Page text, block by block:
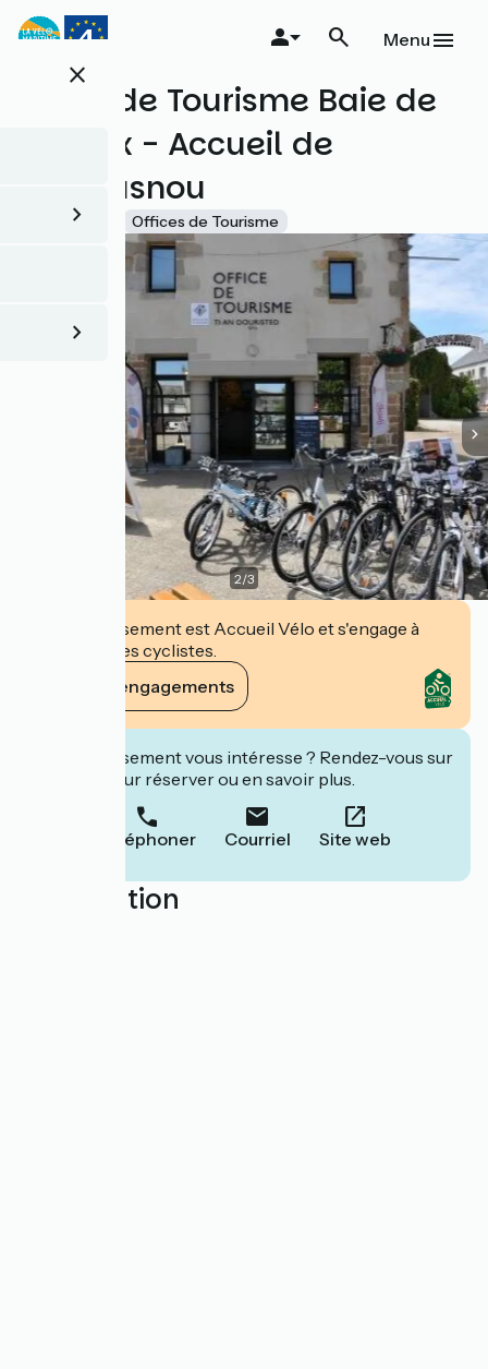
Aller
au
principalclose
Menu
Office de Tourisme Baie de
Morlaix - Accueil de
Plougasnou
Accueil Vélo Offices de Tourisme
2/3
Cet établissement est Accueil Vélo et s'engage à
accueillir des cyclistes.
Voir ses engagements
Cet établissement vous intéresse ? Rendez-vous sur
leur site pour réserver ou en savoir plus.
Téléphoner Courriel Site web
Localisation